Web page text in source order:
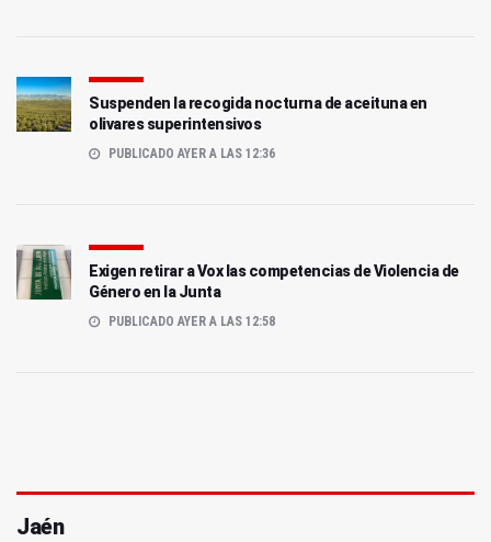
Suspenden la recogida nocturna de aceituna en
olivares superintensivos
PUBLICADO AYER A LAS 12:36
Exigen retirar a Vox las competencias de Violencia de
Género en la Junta
PUBLICADO AYER A LAS 12:58
Jaén